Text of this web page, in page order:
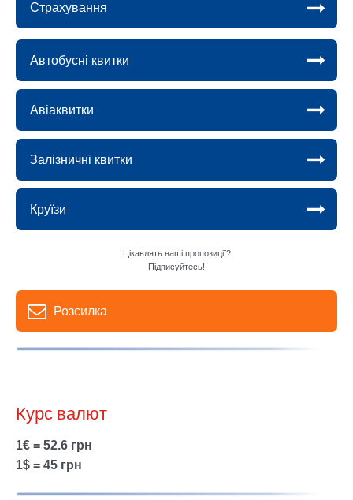
Страхування
Автобусні квитки
Авіаквитки
Залізничні квитки
Круїзи
Цікавлять наші пропозиції?
Підписуйтесь!
Розсилка
Курс валют
1€ = 52.6 грн
1$ = 45 грн